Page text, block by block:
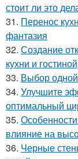
стоит ли это
31. Перенос
фантазия
32. Создание
кухни и гостиной
33. Выбор
34. Улучшите
оптимальный
35.
влияние на
36. Черные